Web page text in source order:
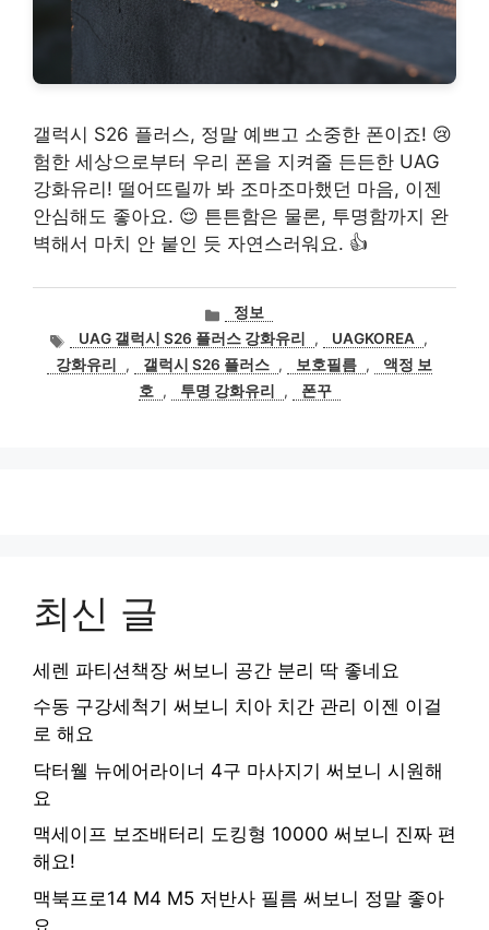
갤럭시 S26 플러스, 정말 예쁘고 소중한 폰이죠! 😢
험한 세상으로부터 우리 폰을 지켜줄 든든한 UAG
강화유리! 떨어뜨릴까 봐 조마조마했던 마음, 이젠
안심해도 좋아요. 😌 튼튼함은 물론, 투명함까지 완
벽해서 마치 안 붙인 듯 자연스러워요. 👍
카
테
고
리
정보
태
그
UAG 갤럭시 S26 플러스 강화유리 , UAGKOREA
,
강화유리
, 갤럭시 S26 플러스 , 보호필름 ,
액정 보
호
, 투명 강화유리 , 폰꾸
최신 글
세렌 파티션책장 써보니 공간 분리 딱 좋네요
수동 구강세척기 써보니 치아 치간 관리 이젠 이걸
로 해요
닥터웰 뉴에어라이너 4구 마사지기 써보니 시원해
요
맥세이프 보조배터리 도킹형 10000 써보니 진짜 편
해요!
맥북프로14 M4 M5 저반사 필름 써보니 정말 좋아
요